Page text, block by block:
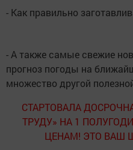
- Как правильно
- А также самые свежие
прогноз погоды на
множество другой
СТАРТОВАЛА
ТРУДУ» НА 1
ЦЕНАМ! ЭТО ВАШ